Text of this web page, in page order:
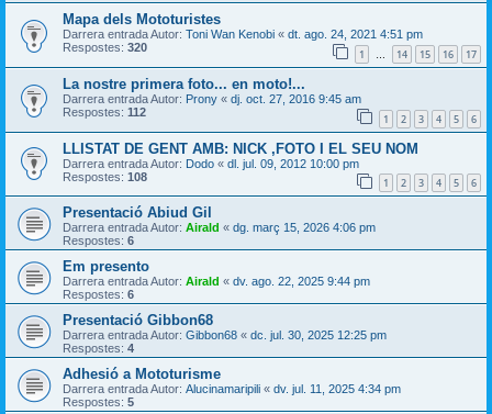
Mapa dels Mototuristes
Darrera entrada Autor: Toni Wan Kenobi « dt. ago. 24, 2021 4:51 pm
Respostes: 320 1 … 14 15 16 17
La nostre primera foto... en moto!...
Darrera entrada Autor: Prony « dj. oct. 27, 2016 9:45 am
Respostes: 112 1 2 3 4 5 6
LLISTAT DE GENT AMB: NICK ,FOTO I EL SEU NOM
Darrera entrada Autor: Dodo « dl. jul. 09, 2012 10:00 pm
Respostes: 108 1 2 3 4 5 6
Presentació Abiud Gil
Darrera entrada Autor: Airald « dg. març 15, 2026 4:06 pm
Respostes: 6
Em presento
Darrera entrada Autor: Airald « dv. ago. 22, 2025 9:44 pm
Respostes: 6
Presentació Gibbon68
Darrera entrada Autor: Gibbon68 « dc. jul. 30, 2025 12:25 pm
Respostes: 4
Adhesió a Mototurisme
Darrera entrada Autor: Alucinamaripili « dv. jul. 11, 2025 4:34 pm
Respostes: 5